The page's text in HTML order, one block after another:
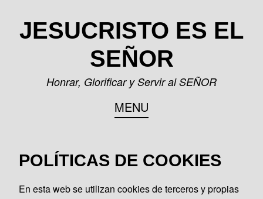
JESUCRISTO ES EL
SEÑOR
Honrar, Glorificar y Servir al SEÑOR
MENU
POLÍTICAS DE COOKIES
En esta web se utilizan cookies de terceros y propias